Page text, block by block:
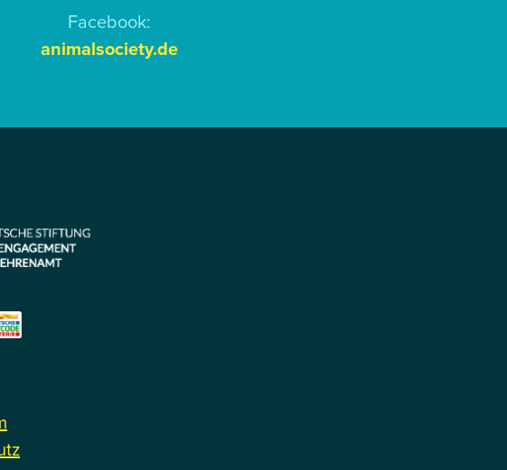
Facebook:
animalsociety.de